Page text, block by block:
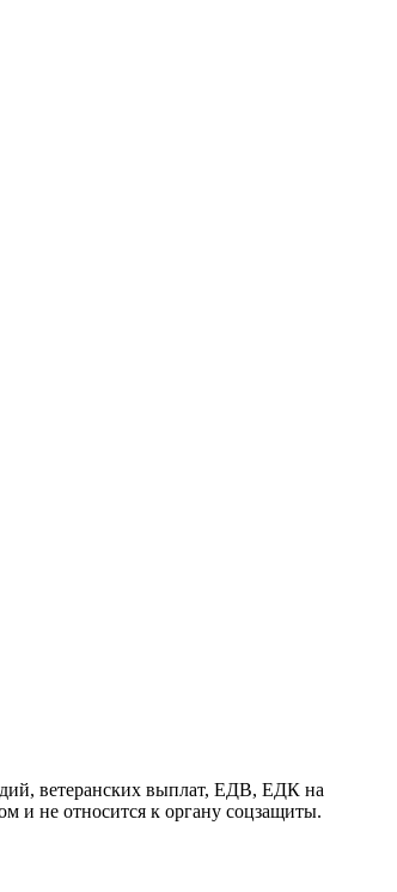
ветеранских выплат, ЕДВ, ЕДК на
и не относится к органу соцзащиты.